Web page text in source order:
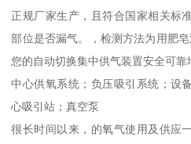
正规厂家生产，且符合国家相关标
部位是否漏气。，检测方法为用肥
您的自动切换集中供气装置安全可靠
中心供氧系统；负压吸引系统；设
心吸引站；真空泵
很长时间以来，的氧气使用及供应